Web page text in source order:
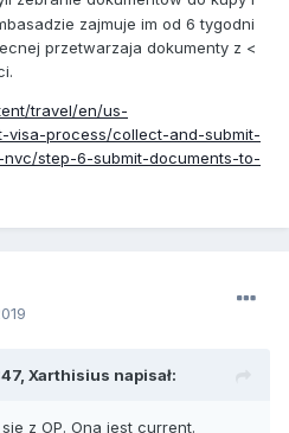
zajmuje im od 6 tygodni
przetwarzaja dokumenty z <
travel/en/us-
visa-process/collect-and-submit-
step-6-submit-documents-to-
Xarthisius napisał:
z OP. Ona jest current.